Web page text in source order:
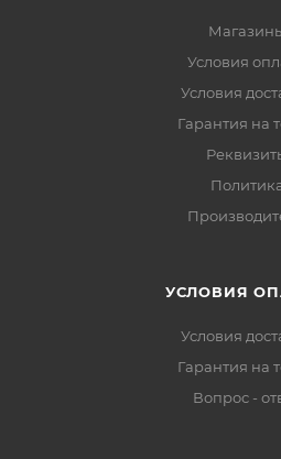
Условия
Условия
Гарантия на
УСЛОВИЯ
Условия
Гарантия на
Вопрос -